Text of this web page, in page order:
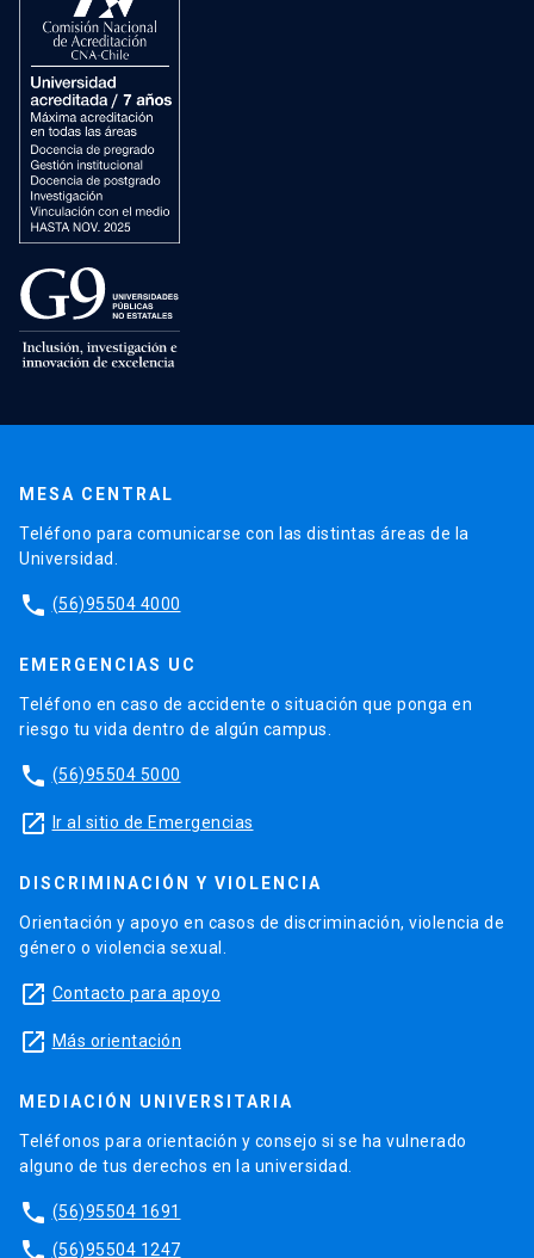
MESA CENTRAL
Teléfono para comunicarse con las distintas áreas de la
Universidad.
phone (56)95504 4000
EMERGENCIAS UC
Teléfono en caso de accidente o situación que ponga en
riesgo tu vida dentro de algún campus.
phone (56)95504 5000
launch Ir al sitio de Emergencias
DISCRIMINACIÓN Y VIOLENCIA
Orientación y apoyo en casos de discriminación, violencia de
género o violencia sexual.
launch Contacto para apoyo
launch Más orientación
MEDIACIÓN UNIVERSITARIA
Teléfonos para orientación y consejo si se ha vulnerado
alguno de tus derechos en la universidad.
phone (56)95504 1691
phone (56)95504 1247